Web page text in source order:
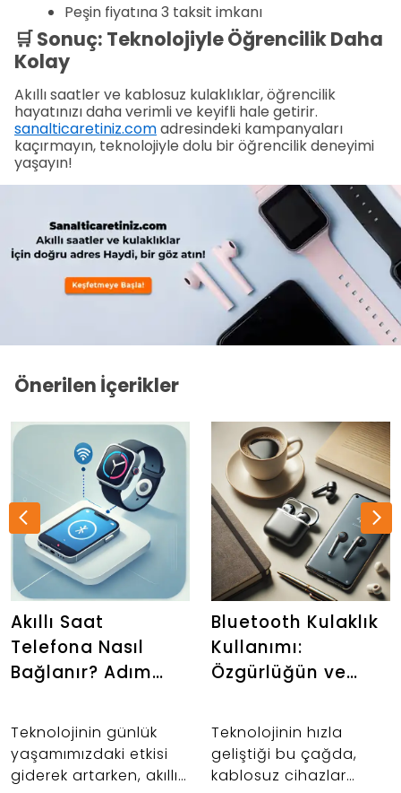
Peşin fiyatına 3 taksit imkanı
🛒 Sonuç: Teknolojiyle Öğrencilik Daha
Kolay
Akıllı saatler ve kablosuz kulaklıklar, öğrencilik
hayatınızı daha verimli ve keyifli hale getirir.
sanalticaretiniz.comadresindeki kampanyaları
kaçırmayın, teknolojiyle dolu bir öğrencilik deneyimi
yaşayın!
Önerilen İçerikler
Akıllı Saat
Telefona Nasıl
Bağlanır? Adım
Teknolojinin günlük
yaşamımızdaki etkisi
giderek artarken, akıllı
Bluetooth Kulaklık
Kullanımı:
Özgürlüğün ve
Teknolojinin hızla
geliştiği bu çağda,
kablosuz cihazlar